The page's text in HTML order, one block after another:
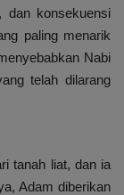
dan konsekuensi
paling menarik
Nabi
telah dilarang
tanah liat, dan ia
Adam diberikan